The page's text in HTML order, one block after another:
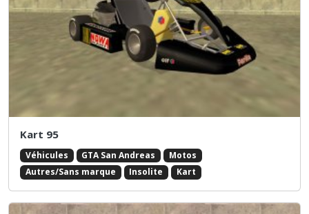
Kart 95
Véhicules GTA San Andreas
Motos
Autres/Sans marque
Insolite Kart